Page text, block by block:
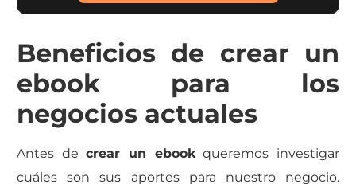
Beneficios de crear un
ebook para los
negocios actuales
Antes decrear un ebookqueremos investigar
cuáles son sus aportes para nuestro negocio.